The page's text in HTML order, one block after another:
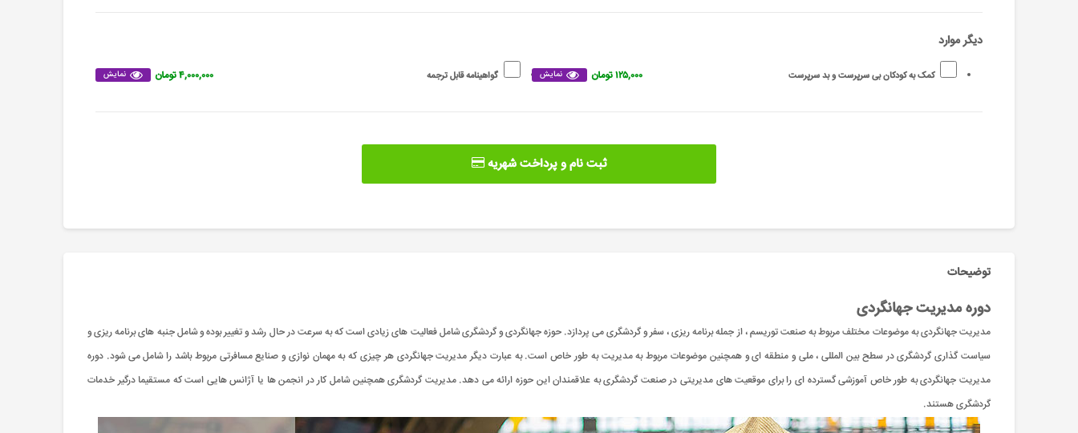
دیگر موارد
کمک به کودکان بی سرپرست و بد سرپرست نمایش ۱۲۵,۰۰۰ تومان گواهینامه قابل ترجمه نمایش ۴,۰۰۰,۰۰۰ تومان
ثبت نام و پرداخت شهریه
توضیحات
دوره مدیریت جهانگردی
مدیریت جهانگردی به موضوعات مختلف مربوط به صنعت توریسم ، از جمله برنامه ریزی ، سفر و گردشگری می پردازد. حوزه جهانگردی و گردشگری شامل فعالیت های زیادی است که به سرعت در حال رشد و تغییر بوده و شامل جنبه های برنامه ریزی و
سیاست گذاری گردشگری در سطح بین المللی ، ملی و منطقه ای و همچنین موضوعات مربوط به مدیریت به طور خاص است. به عبارت دیگر مدیریت جهانگردی هر چیزی که به مهمان نوازی و صنایع مسافرتی مربوط باشد را شامل می شود. دوره
مدیریت جهانگردی به طور خاص آموزشی گسترده ای را برای موقعیت های مدیریتی در صنعت گردشگری به علاقمندان این حوزه ارائه می دهد. مدیریت گردشگری همچنین شامل کار در انجمن ها یا آژانس هایی است که مستقیما درگیر خدمات
گردشگری هستند.